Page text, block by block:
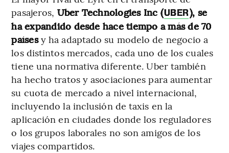
pasajeros, Uber Technologies Inc (UBER), se
ha expandido desde hace tiempo a más de 70
paísesy ha adaptado su modelo de negocio a
los distintos mercados, cada uno de los cuales
tiene una normativa diferente. Uber también
ha hecho tratos y asociaciones para aumentar
su cuota de mercado a nivel internacional,
incluyendo la inclusión de taxis en la
aplicación en ciudades donde los reguladores
o los grupos laborales no son amigos de los
viajes compartidos.